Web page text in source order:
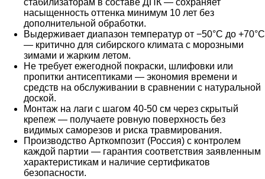
стабилизаторам в составе ДПК — сохраняет
насыщенность оттенка минимум 10 лет без
дополнительной обработки.
Выдерживает диапазон температур от −50°C до +70°C
— критично для сибирского климата с морозными
зимами и жарким летом.
Не требует ежегодной покраски, шлифовки или
пропитки антисептиками — экономия времени и
средств на обслуживании в сравнении с натуральной
доской.
Монтаж на лаги с шагом 40-50 см через скрытый
крепеж — получаете ровную поверхность без
видимых саморезов и риска травмирования.
Производство Арткомпозит (Россия) с контролем
каждой партии — гарантия соответствия заявленным
характеристикам и наличие сертификатов
безопасности.